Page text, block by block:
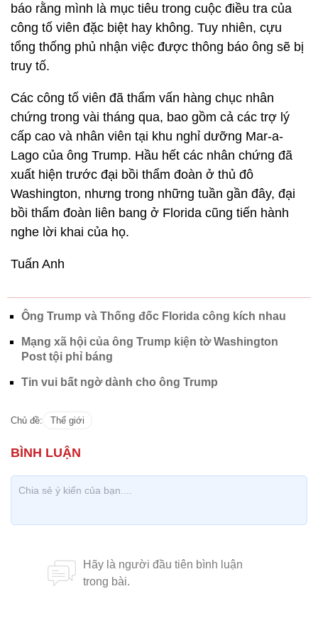
báo rằng mình là mục tiêu trong cuộc điều tra của
công tố viên đặc biệt hay không. Tuy nhiên, cựu
tổng thống phủ nhận việc được thông báo ông sẽ bị
truy tố.
Các công tố viên đã thẩm vấn hàng chục nhân
chứng trong vài tháng qua, bao gồm cả các trợ lý
cấp cao và nhân viên tại khu nghỉ dưỡng Mar-a-
Lago của ông Trump. Hầu hết các nhân chứng đã
xuất hiện trước đại bồi thẩm đoàn ở thủ đô
Washington, nhưng trong những tuần gần đây, đại
bồi thẩm đoàn liên bang ở Florida cũng tiến hành
nghe lời khai của họ.
Tuấn Anh
Ông Trump và Thống đốc Florida công kích nhau
Mạng xã hội của ông Trump kiện tờ Washington
Post tội phỉ báng
Tin vui bất ngờ dành cho ông Trump
Chủ đề: Thế giới